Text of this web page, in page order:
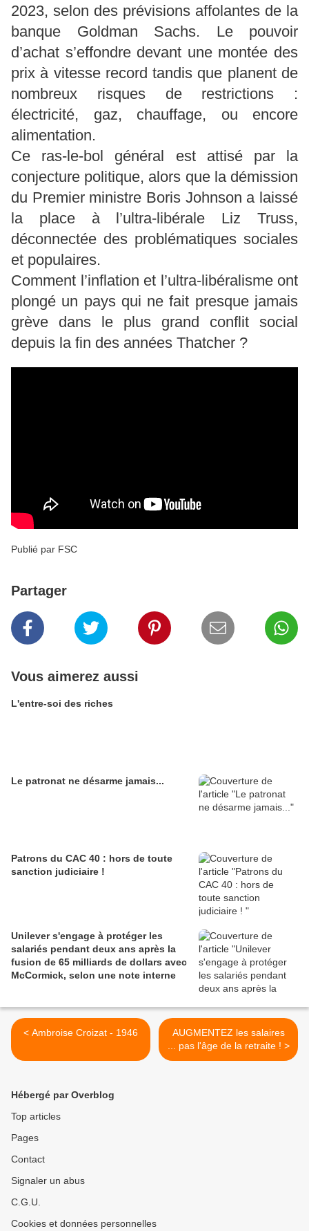
2023, selon des prévisions affolantes de la
banque Goldman Sachs. Le pouvoir
d’achat s’effondre devant une montée des
prix à vitesse record tandis que planent de
nombreux risques de restrictions :
électricité, gaz, chauffage, ou encore
alimentation.
Ce ras-le-bol général est attisé par la
conjecture politique, alors que la démission
du Premier ministre Boris Johnson a laissé
la place à l’ultra-libérale Liz Truss,
déconnectée des problématiques sociales
et populaires.
Comment l’inflation et l’ultra-libéralisme ont
plongé un pays qui ne fait presque jamais
grève dans le plus grand conflit social
depuis la fin des années Thatcher ?
Publié par FSC
Partager
Vous aimerez aussi
L'entre-soi des riches
Le patronat ne désarme jamais...
Patrons du CAC 40 : hors de toute
sanction judiciaire !
Unilever s'engage à protéger les
salariés pendant deux ans après la
fusion de 65 milliards de dollars avec
McCormick, selon une note interne
< Ambroise Croizat - 1946
AUGMENTEZ les salaires
... pas l'âge de la retraite ! >
Hébergé par Overblog
Top articles
Pages
Contact
Signaler un abus
C.G.U.
Cookies et données personnelles